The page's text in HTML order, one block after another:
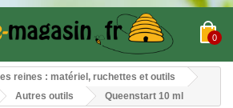
0
reines : matériel, ruchettes et outils
Autres outils Queenstart 10 ml